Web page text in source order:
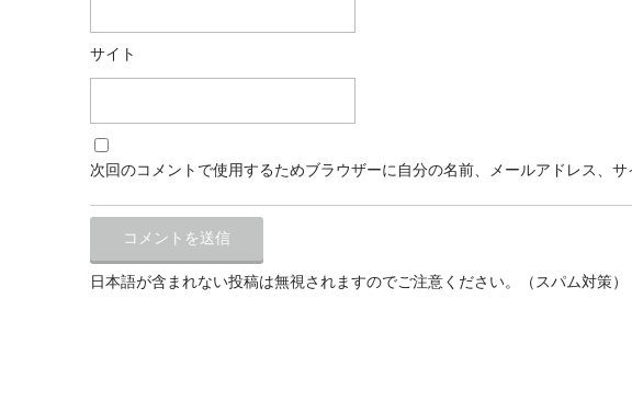
サイト
次回のコメントで使用するためブラウザーに自分の名前、メールアドレス、
日本語が含まれない投稿は無視されますのでご注意ください。（スパム対策）